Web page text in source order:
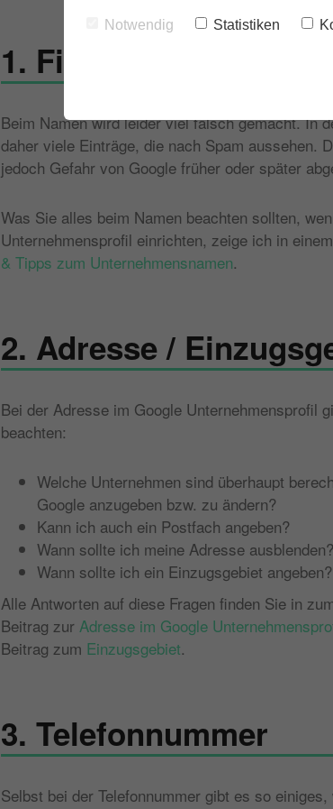
1. Firmenname
Beim Namen wird leider viel falsch gemacht. In
daher viele Einträge, die nach Spam aussehen.
jedoch Gefahr von Google früher oder später
Was Sie alles beim Namen beachten sollten,
Unternehmensprofil einrichten, zeige ich in
& Tipps zum Unternehmensnamen.
2. Adresse /
Bei der Adresse im Google Unternehmensprofil
beachten:
Welche Unternehmen sind überhaupt
Google anzugeben bzw. zu ändern?
Kann ich auch ein Postfach angeben?
Wann sollte ich meine Adresse ausblenden?
Wann sollte ich ein Einzugsgebiet angeben?
Alle Antworten auf diese Fragen finden Sie in
Beitrag zur Adresse im Google
Beitrag zum Einzugsgebiet.
3. Telefonnummer
Selbst bei der Telefonnummer gibt es so
Notwendig Statistiken